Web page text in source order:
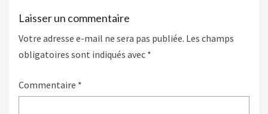
Laisser un commentaire
Votre adresse e-mail ne sera pas publiée. Les champs
obligatoires sont indiqués avec *
Commentaire *